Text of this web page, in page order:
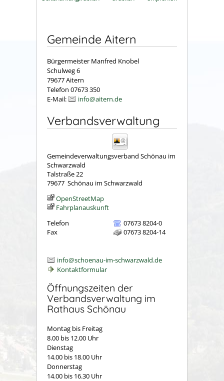
Gemeinde Aitern
Bürgermeister Manfred Knobel
Schulweg 6
79677 Aitern
Telefon 07673 350
E-Mail:
info@aitern.de
Verbandsverwaltung
Gemeindeverwaltungsverband Schönau im
Schwarzwald
Talstraße 22
79677 Schönau im Schwarzwald
OpenStreetMap
Fahrplanauskunft
Telefon
07673 8204-0
Fax
07673 8204-14
info@schoenau-im-schwarzwald.de
Kontaktformular
Öffnungszeiten der
Verbandsverwaltung im
Rathaus Schönau
Montag bis Freitag
8.00 bis 12.00 Uhr
Dienstag
14.00 bis 18.00 Uhr
Donnerstag
14.00 bis 16.30 Uhr